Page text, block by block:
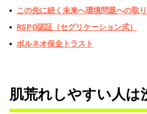
この先に続く未来へ環境問題への取
RSPO認証（セグリケーション式）
ボルネオ保全トラスト
肌荒れしやすい人は